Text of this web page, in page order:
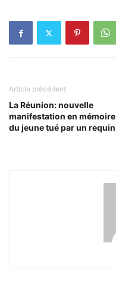
Article précédent
La Réunion: nouvelle
manifestation en mémoire
du jeune tué par un requin